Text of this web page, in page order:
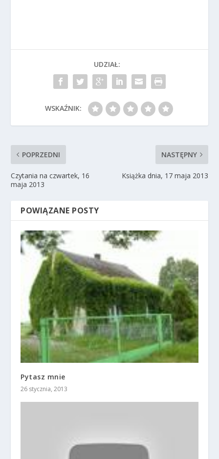
UDZIAŁ:
WSKAŹNIK:
POPRZEDNI
Czytania na czwartek, 16
maja 2013
NASTĘPNY
Książka dnia, 17 maja 2013
POWIĄZANE POSTY
Pytasz mnie
26 stycznia, 2013